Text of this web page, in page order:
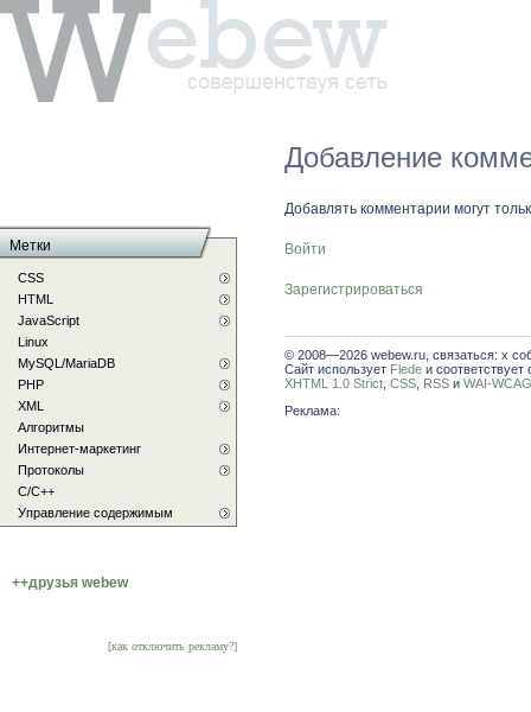
Добавление
Добавлять комментарии могут
Войти
Зарегистрироваться
© 2008—2026 webew.ru, связаться: x
Сайт использует Flede и соответствует
XHTML 1.0 Strict CSS RSS и WAI-
Реклама:
Метки
CSS
HTML
JavaScript
Linux
MySQL/MariaDB
PHP
XML
Алгоритмы
Интернет-маркетинг
Протоколы
С/C++
Управление содержимым
++друзья webew
[как отключить рекламу?]